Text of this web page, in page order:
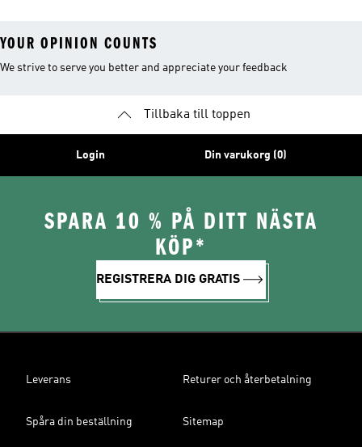
YOUR OPINION COUNTS
We strive to serve you better and appreciate your feedback
Tillbaka till toppen
Login Din varukorg (0)
SPARA 10 % PÅ DITT NÄSTA
KÖP*
REGISTRERA DIG GRATIS
Leverans Returer och återbetalning
Spåra din beställning Sitemap